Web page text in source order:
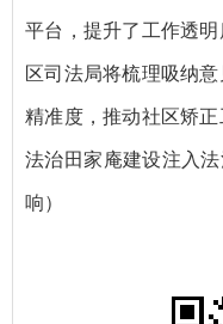
平台，提升了工作透
区司法局将梳理吸纳
精准度，推动社区矫正
法治田家庵建设注入
响）